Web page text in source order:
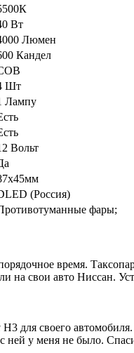
Вт
Люмен
Кандел
Шт
Лампу
Вольт
(Россия)
фары;
время.
на свои авто Ниссан.
для своего
ней у меня не было.